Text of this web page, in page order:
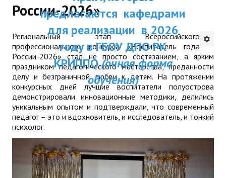
ДПО
Профессиональная переподготовка
Повышение квалификации
КОНТАКТЫ
ДПП ПК:
Актуальное
занятий
предлагаются кафедрами
для реализации в 2026
году в ГБОУ ДПО РК
КРИППО(очная форма
обучения)
России-2026»
Региональный этап Всероссийского
профессионального конкурса «Воспитатель года
России-2026» стал не просто состязанием, а ярким
праздником педагогического мастерства, преданности
делу и безграничной любви к детям. На протяжении
конкурсных дней лучшие воспитатели полуострова
демонстрировали инновационные методики, делились
уникальным опытом и подтверждали, что современный
педагог – это и вдохновитель, и исследователь, и тонкий
психолог.